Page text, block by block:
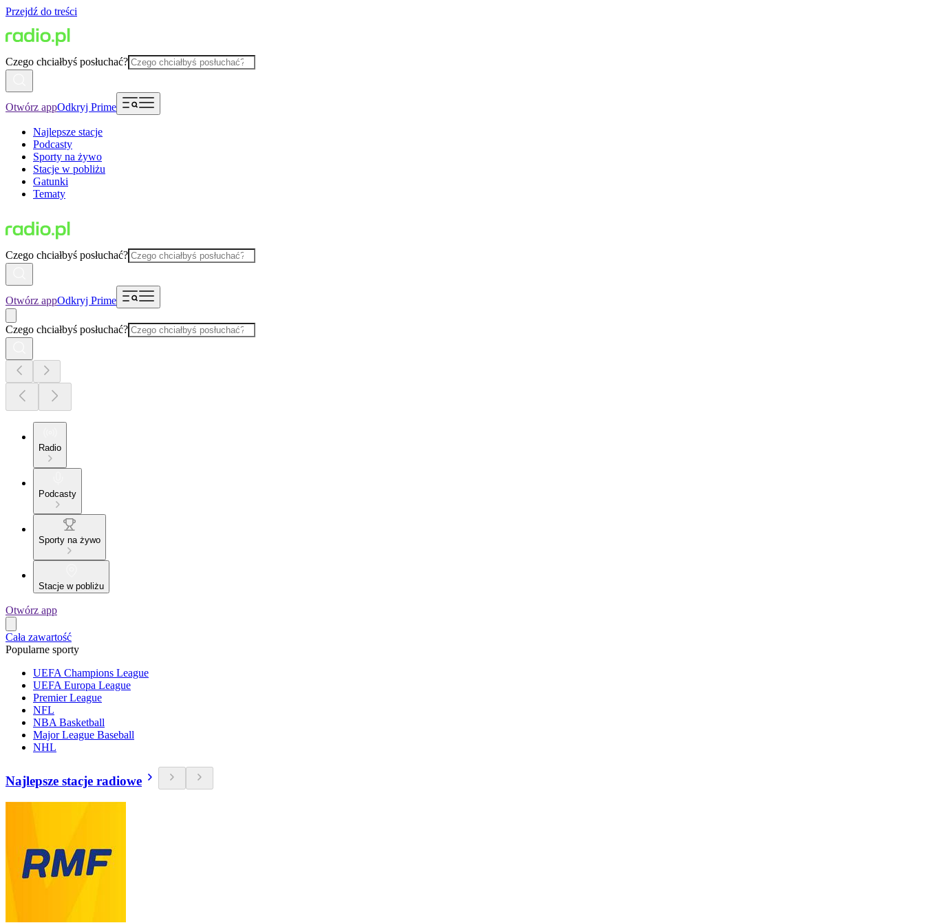
Przejdź do treści
Czego chciałbyś posłuchać?
Otwórz appOdkryj Prime
Najlepsze stacje
Podcasty
Sporty na żywo
Stacje w pobliżu
Gatunki
Tematy
Czego chciałbyś posłuchać?
Otwórz appOdkryj Prime
Czego chciałbyś posłuchać?
Radio
Podcasty
Sporty na żywo
Stacje w pobliżu
Otwórz app
Cała zawartość
Popularne sporty
UEFA Champions League
UEFA Europa League
Premier League
NFL
NBA Basketball
Major League Baseball
NHL
Najlepsze stacje radiowe